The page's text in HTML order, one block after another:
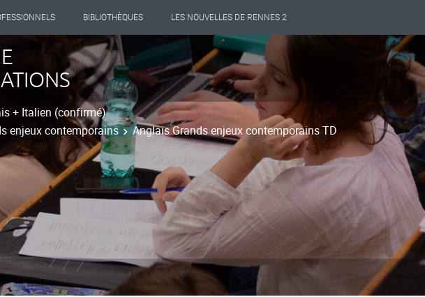
BIBLIOTHÈQUES LES NOUVELLES DE RENNES 2
+ Italien (confirmé)
enjeux contemporains Anglais Grands enjeux contemporains TD